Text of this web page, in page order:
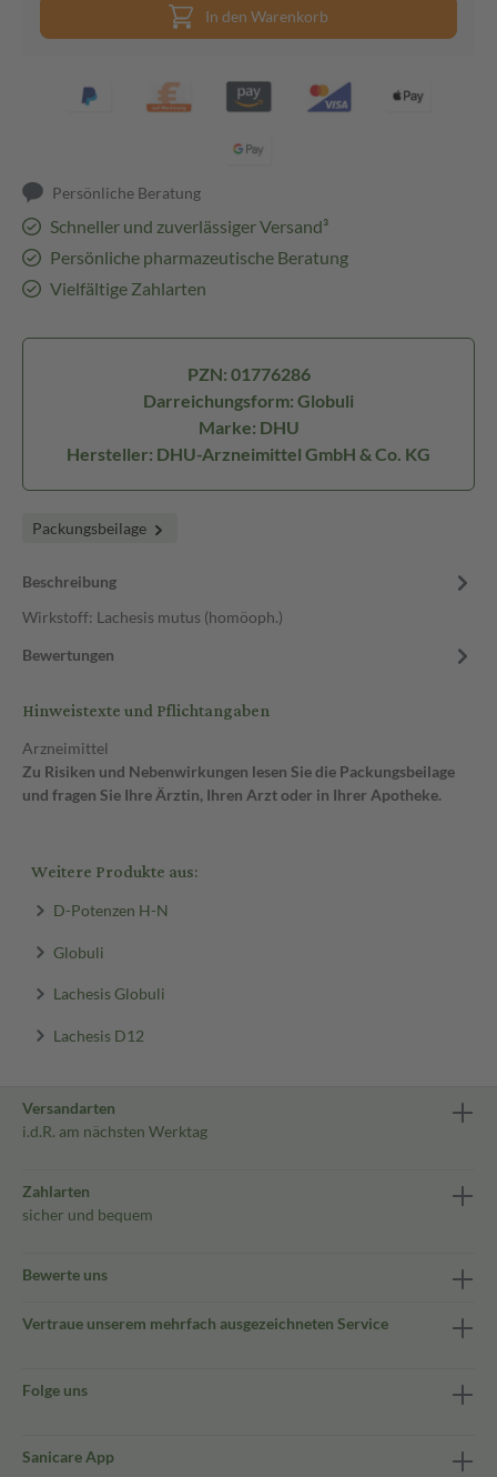
In den Warenkorb
Persönliche Beratung
Schneller und zuverlässiger Versand³
Persönliche pharmazeutische Beratung
Vielfältige Zahlarten
PZN: 01776286
Darreichungsform: Globuli
Marke: DHU
Hersteller: DHU-Arzneimittel GmbH & Co. KG
Packungsbeilage
Beschreibung
Wirkstoff: Lachesis mutus (homöoph.)
Bewertungen
Hinweistexte und Pflichtangaben
Arzneimittel
Zu Risiken und Nebenwirkungen lesen Sie die Packungsbeilage
und fragen Sie Ihre Ärztin, Ihren Arzt oder in Ihrer Apotheke.
Weitere Produkte aus:
D-Potenzen H-N
Globuli
Lachesis Globuli
Lachesis D12
Versandarten
i.d.R. am nächsten Werktag
Zahlarten
sicher und bequem
Bewerte uns
Vertraue unserem mehrfach ausgezeichneten Service
Folge uns
Sanicare App